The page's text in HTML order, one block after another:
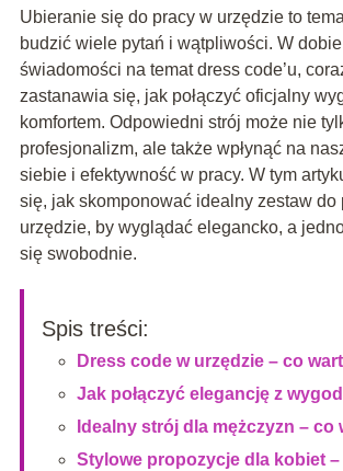
Ubieranie się do pracy w urzędzie to
budzić wiele pytań i wątpliwości. W
świadomości na temat dress code’u,
zastanawia się, jak połączyć oficjalny
komfortem. Odpowiedni strój może nie
profesjonalizm, ale także wpłynąć na
siebie i efektywność w pracy. W tym
się, jak skomponować idealny zestaw do
urzędzie, by wyglądać elegancko, a
się swobodnie.
Spis treści:
Dress code w urzędzie – co
Jak połączyć elegancję z
Idealny strój dla mężczyzn – co
Stylowe propozycje dla kobiet